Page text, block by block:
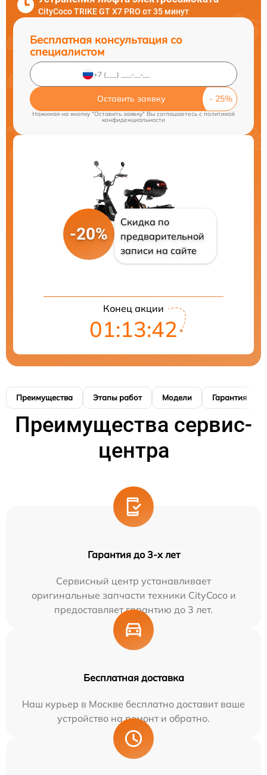
CityCoco TRIKE GT X7 PRO от 35 минут
Бесплатная консультация со
специалистом
Оставить заявку
Нажимая на кнопку "Оставить заявку" Вы соглашаетесь cполитикой
конфиденциальности
-20%
Скидка по
предварительной
записи на сайте
Конец акции
01:13:41
Преимущества Этапы работ Модели Гарантия
Преимущества сервис-
центра
Гарантия до 3-х лет
Сервисный центр устанавливает
оригинальные запчасти техники CityCoco и
предоставляет гарантию до 3 лет.
Бесплатная доставка
Наш курьер в Москве бесплатно доставит ваше
устройство на ремонт и обратно.